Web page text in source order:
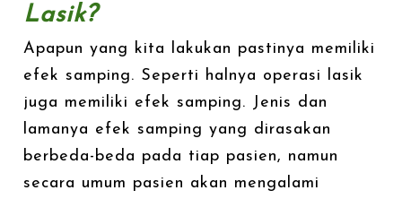
Lasik?
Apapun yang kita lakukan pastinya memiliki
efek samping. Seperti halnya operasi lasik
juga memiliki efek samping. Jenis dan
lamanya efek samping yang dirasakan
berbeda-beda pada tiap pasien, namun
secara umum pasien akan mengalami